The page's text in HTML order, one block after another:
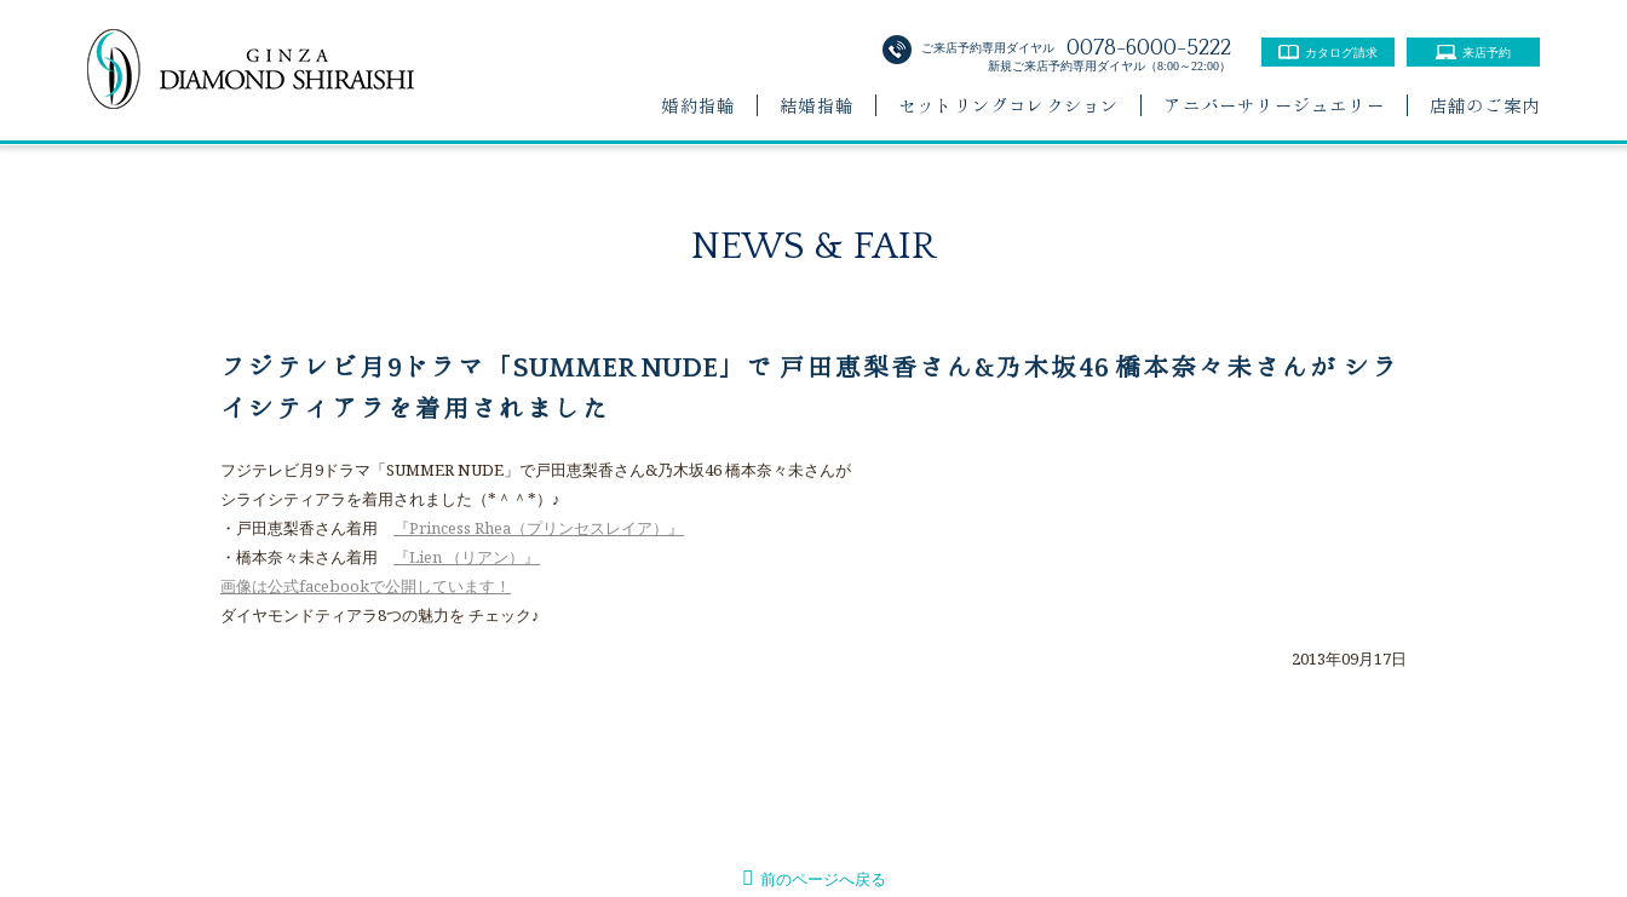
ご来店予約専用ダイヤル 0078-6000-5222
新規ご来店予約専用ダイヤル（8:00～22:00）
カタログ請求 来店予約
婚約指輪 結婚指輪 セットリングコレクション アニバーサリージュエリー 店舗のご案内
NEWS & FAIR
フジテレビ月9ドラマ「SUMMER NUDE」で 戸田恵梨香さん&乃木坂46 橋本奈々未さんが シラ
イシティアラを着用されました
フジテレビ月9ドラマ「SUMMER NUDE」で戸田恵梨香さん&乃木坂46 橋本奈々未さんが
シライシティアラを着用されました（*＾＾*）♪
・戸田恵梨香さん着用
『Princess Rhea（プリンセスレイア）』
・橋本奈々未さん着用
『Lien （リアン）』
画像は公式facebookで公開しています！
ダイヤモンドティアラ8つの魅力を チェック♪
2013年09月17日
前のページへ戻る